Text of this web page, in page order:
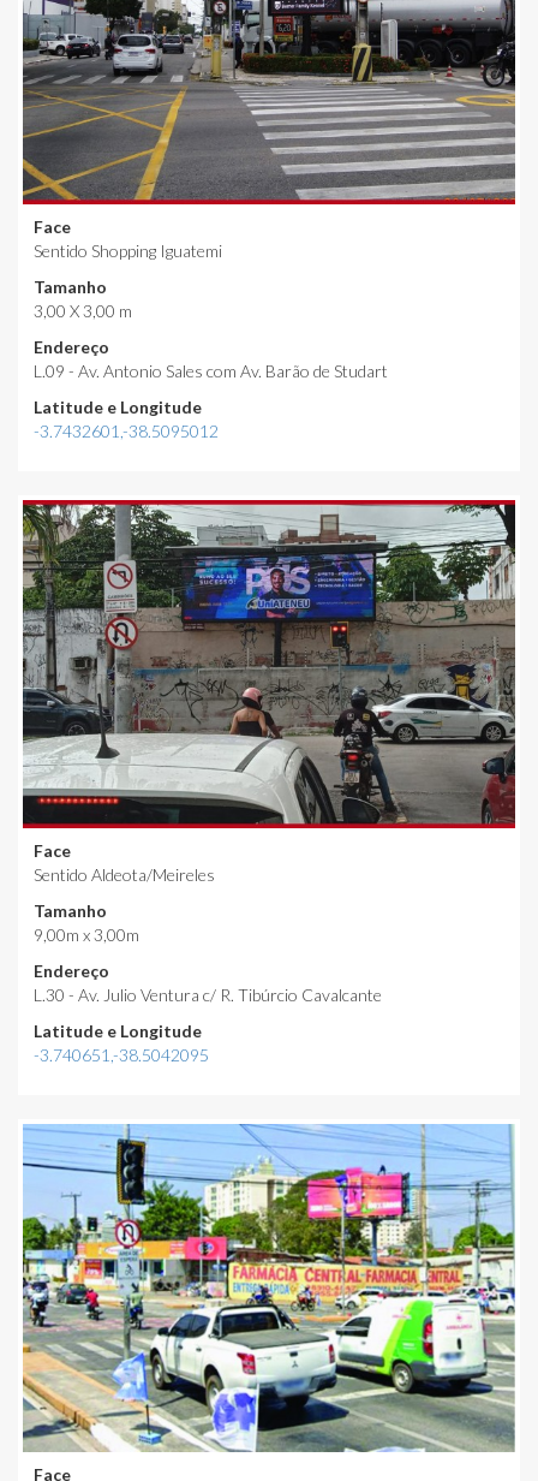
Face
Sentido Shopping Iguatemi
Tamanho
3,00 X 3,00 m
Endereço
L.09 - Av. Antonio Sales com Av. Barão de Studart
Latitude e Longitude
-3.7432601,-38.5095012
Face
Sentido Aldeota/Meireles
Tamanho
9,00m x 3,00m
Endereço
L.30 - Av. Julio Ventura c/ R. Tibúrcio Cavalcante
Latitude e Longitude
-3.740651,-38.5042095
Face